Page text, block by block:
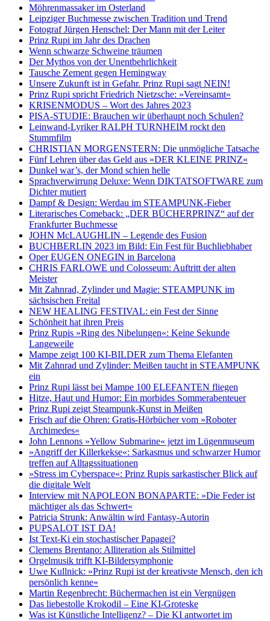
Möhrenmassaker im Osterland
Leipziger Buchmesse zwischen Tradition und Trend
Fotograf Jürgen Henschel: Der Mann mit der Leiter
Prinz Rupi im Jahr des Drachen
Wenn schwarze Schweine träumen
Der Mythos von der Unentbehrlichkeit
Tausche Zement gegen Hemingway
Unsere Zukunft ist in Gefahr. Prinz Rupi sagt NEIN!
Prinz Rupi spricht Friedrich Nietzsche: »Vereinsamt«
KRISENMODUS – Wort des Jahres 2023
PISA-STUDIE: Brauchen wir überhaupt noch Schulen?
Leinwand-Lyriker RALPH TURNHEIM rockt den
Stummfilm
CHRISTIAN MORGENSTERN: Die unmögliche Tatsache
Fünf Lehren über das Geld aus »DER KLEINE PRINZ«
Dunkel war’s, der Mond schien helle
Sprachverwirrung Deluxe: Wenn DIKTATSOFTWARE zum
Dichter mutiert
Dampf & Design: Werdau im STEAMPUNK-Fieber
Literarisches Comeback: „DER BÜCHERPRINZ“ auf der
Frankfurter Buchmesse
JOHN McLAUGHLIN – Legende des Fusion
BUCHBERLIN 2023 im Bild: Ein Fest für Buchliebhaber
Oper EUGEN ONEGIN in Barcelona
CHRIS FARLOWE und Colosseum: Auftritt der alten
Meister
Mit Zahnrad, Zylinder und Magie: STEAMPUNK im
sächsischen Freital
NEW HEALING FESTIVAL: ein Fest der Sinne
Schönheit hat ihren Preis
Prinz Rupis »Ring des Nibelungen«: Keine Sekunde
Langeweile
Mampe zeigt 100 KI-BILDER zum Thema Elefanten
Mit Zahnrad und Zylinder: Meißen taucht in STEAMPUNK
ein
Prinz Rupi lässt bei Mampe 100 ELEFANTEN fliegen
Hitze, Haut und Humor: Ein morbides Sommerabenteuer
Prinz Rupi zeigt Steampunk-Kunst in Meißen
Frisch auf die Ohren: Gratis-Hörbücher vom »Roboter
Archimedes«
John Lennons »Yellow Submarine« jetzt im Lügenmuseum
»Angriff der Killerkekse«: Sarkasmus und schwarzer Humor
treffen auf Alltagssituationen
»Stress im Cyberspace«: Prinz Rupis sarkastischer Blick auf
die digitale Welt
Interview mit NAPOLEON BONAPARTE: »Die Feder ist
mächtiger als das Schwert«
Patricia Strunk: Anwältin wird Fantasy-Autorin
PUPSALOT IST DA!
Ist Text-Ki ein stochastischer Papagei?
Clemens Brentano: Alliteration als Stilmittel
Orgelmusik trifft KI-Bildersymphonie
Uwe Kullnick: »Prinz Rupi ist der kreativste Mensch, den ich
persönlich kenne«
Martin Regenbrecht: Büchermachen ist ein Vergnügen
Das liebestolle Krokodil – Eine KI-Groteske
Was ist Künstliche Intelligenz? – Die KI antwortet im